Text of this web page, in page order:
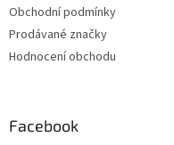
Obchodní podmínky
Prodávané značky
Hodnocení obchodu
Facebook